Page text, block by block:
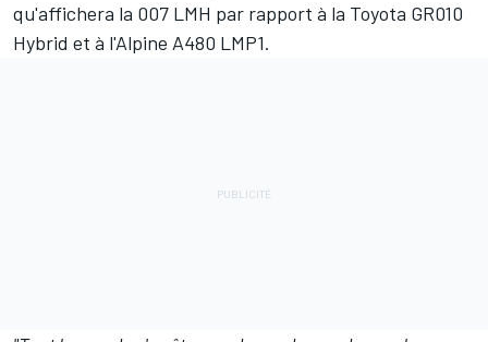
qu'affichera la 007 LMH par rapport à la Toyota GR010
Hybrid et à l'Alpine A480 LMP1.